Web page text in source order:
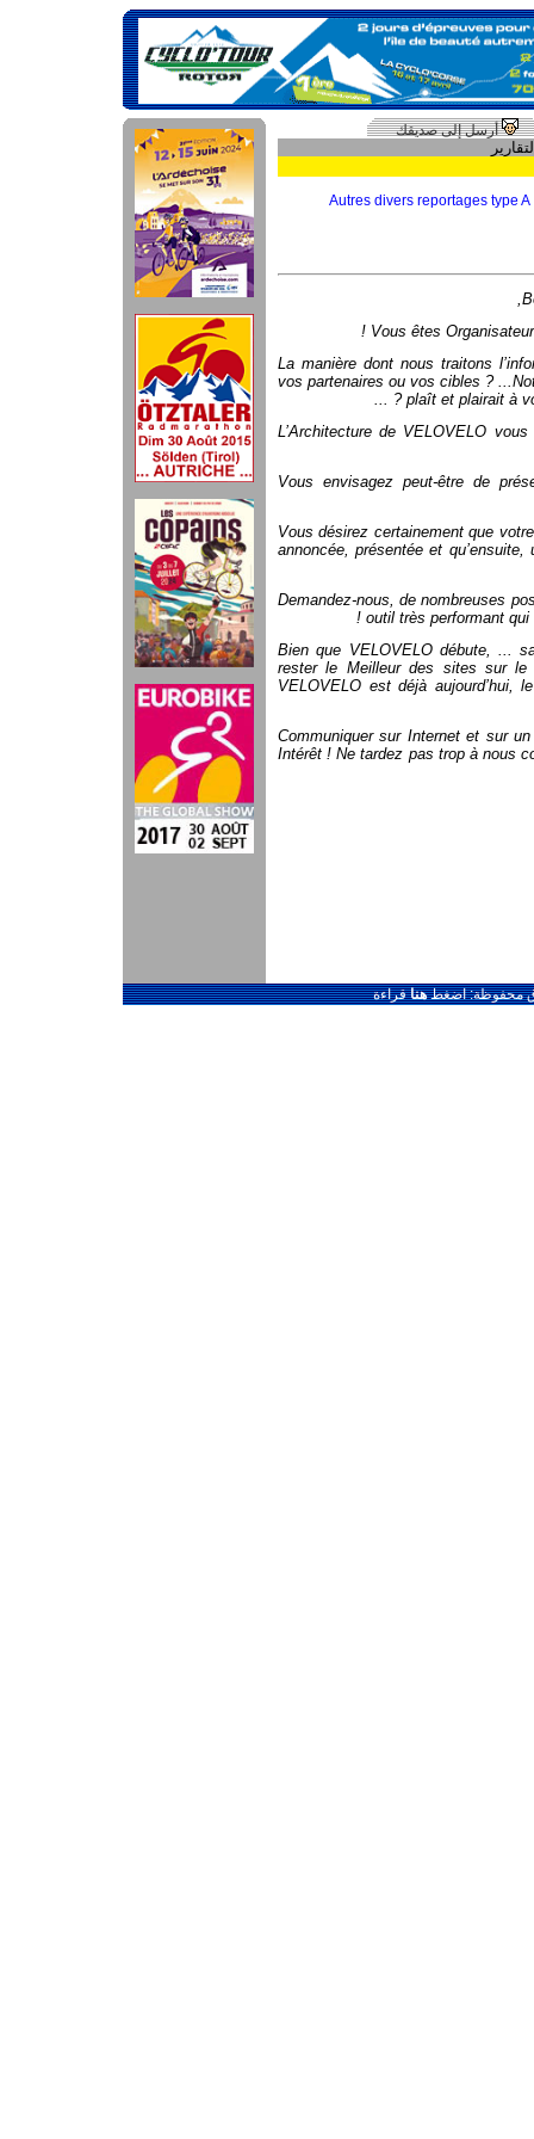
أرسل إلى صديقك
Autres divers reportages type A
Vous êtes
... La manière dont nous traitons
vos partenaires ou vos cibles ?
plaît et plairait à
L’Architecture de VELOVELO
Vous envisagez peut-être de
Vous désirez certainement que
annoncée, présentée et
Demandez-nous, de nombreuses
outil très performant
Bien que VELOVELO débute, ...
rester le Meilleur des sites sur
VELOVELO est déjà aujourd’hui,
Communiquer sur Internet et sur
Intérêt ! Ne tardez pas trop à nous
محفوظة: اضغطهناقراءة